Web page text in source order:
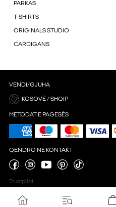
PARKAS
T-SHIRTS
ORIGINALS STUDIO
CARDIGANS
VENDI/GJUHA
KOSOVË / SHQIP
METODAT E PAGESËS
QËNDRO NË KONTAKT
Trustpilot